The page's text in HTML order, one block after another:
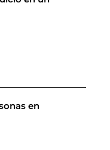
en